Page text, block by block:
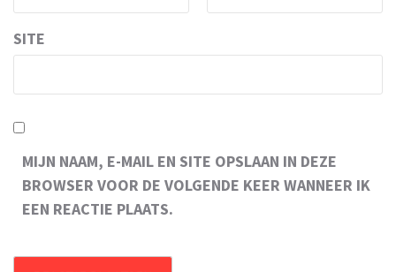
SITE
MIJN NAAM, E-MAIL EN SITE OPSLAAN IN DEZE
BROWSER VOOR DE VOLGENDE KEER WANNEER IK
EEN REACTIE PLAATS.